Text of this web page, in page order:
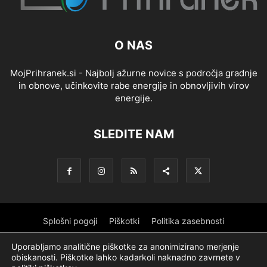
O NAS
MojPrihranek.si - Najbolj ažurne novice s področja gradnje
in obnove, učinkovite rabe energije in obnovljivih virov
energije.
SLEDITE NAM
Splošni pogoji Piškotki Politika zasebnosti
Oglaševanje Partnerji Sofinanciranje Logotip
O podjetju
Uporabljamo analitične piškotke za anonimizirano merjenje
obiskanosti. Piškotke lahko kadarkoli naknadno zavrnete v